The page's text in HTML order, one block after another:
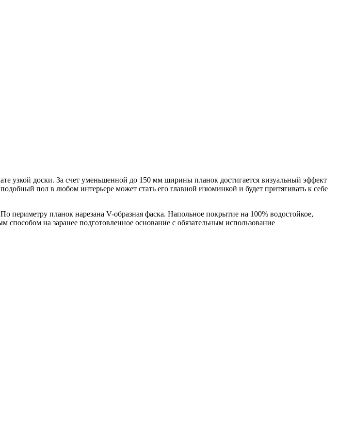
узкой доски. За счет уменьшенной до 150 мм ширины планок достигается визуальный эффект
пол в любом интерьере может стать его главной изюминкой и будет притягивать к себе
планок нарезана V-образная фаска. Напольное покрытие на 100% водостойкое,
на заранее подготовленное основание с обязательным использование